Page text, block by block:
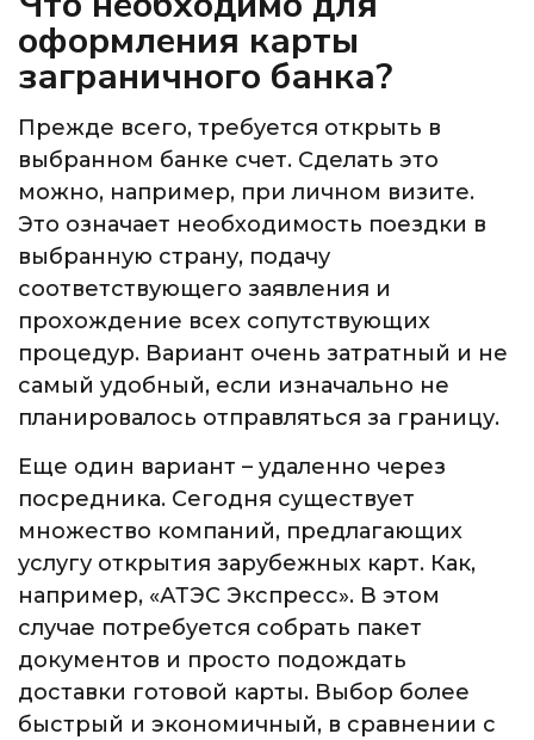
оформления карты
заграничного банка?
Прежде всего, требуется открыть в
выбранном банке счет. Сделать это
можно, например, при личном визите.
Это означает необходимость поездки в
выбранную страну, подачу
соответствующего заявления и
прохождение всех сопутствующих
процедур. Вариант очень затратный и не
самый удобный, если изначально не
планировалось отправляться за границу.
Еще один вариант – удаленно через
посредника. Сегодня существует
множество компаний, предлагающих
услугу открытия зарубежных карт. Как,
например, «АТЭС Экспресс». В этом
случае потребуется собрать пакет
документов и просто подождать
доставки готовой карты. Выбор более
быстрый и экономичный, в сравнении с